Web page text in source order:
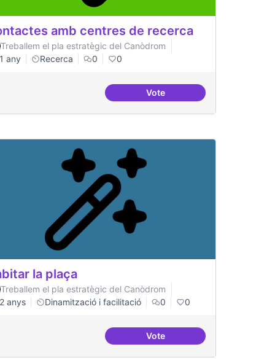
amb centres de recerca
Treballem el pla estratègic del Canòdrom
1 any
Recerca 0 0
VoteContactes amb centres de
la plaça
Treballem el pla estratègic del Canòdrom
2 anys
Dinamització i facilitació 0 0
VoteHabitar la plaça